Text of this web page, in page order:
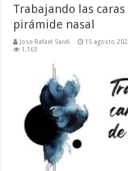
Trabajando las
pirámide nasal
Jose Rafael Sardi 15 agosto
1,163